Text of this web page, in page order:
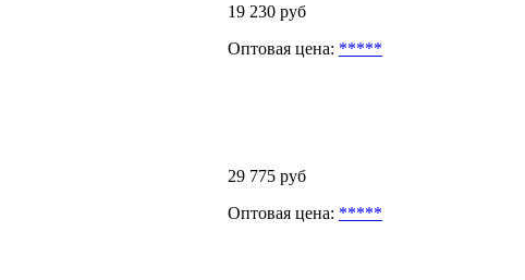
19 230 руб
Оптовая цена: *****
29 775 руб
Оптовая цена: *****